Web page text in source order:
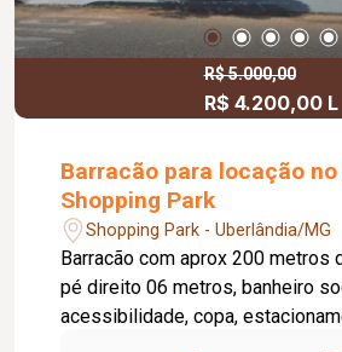
R$ 5.000,00
R$ 4.200,00 L
Barracão para locação
Shopping Park
Shopping Park - Uberlândia/MG
Barracão com aprox 200 metros
pé direito 06 metros, banheiro
acessibilidade, copa,